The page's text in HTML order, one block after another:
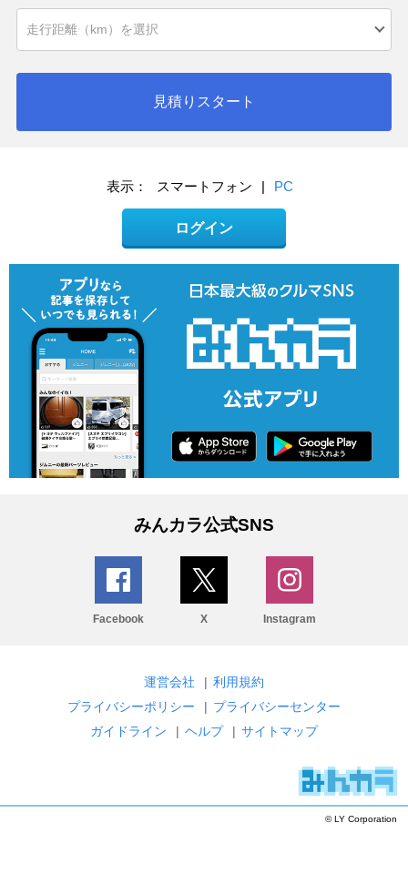
見積りスタート
表示： スマートフォン | PC
ログイン
みんカラ公式SNS
Facebook X Instagram
運営会社 | 利用規約
プライバシーポリシー
| プライバシーセンター
ガイドライン
| ヘルプ | サイトマップ
© LY Corporation